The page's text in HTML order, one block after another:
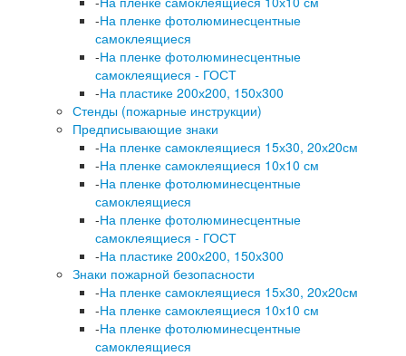
-На пленке фотолюминесцентные
самоклеящиеся
-На пленке фотолюминесцентные
самоклеящиеся - ГОСТ
-На пластике 200х200, 150х300
Стенды (пожарные инструкции)
Предписывающие знаки
-На пленке самоклеящиеся 15х30, 20х20см
-На пленке самоклеящиеся 10х10 см
-На пленке фотолюминесцентные
самоклеящиеся
-На пленке фотолюминесцентные
самоклеящиеся - ГОСТ
-На пластике 200х200, 150х300
Знаки пожарной безопасности
-На пленке самоклеящиеся 15х30, 20х20см
-На пленке самоклеящиеся 10х10 см
-На пленке фотолюминесцентные
самоклеящиеся